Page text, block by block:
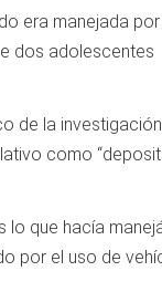
era manejada por
dos adolescentes
de la
como
lo que hacía
por el uso de